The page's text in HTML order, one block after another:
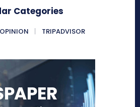
Categories
OPINION TRIPADVISOR